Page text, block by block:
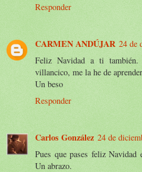
Responder
CARMEN ANDÚJAR 24 de
Feliz Navidad a ti
villancico, me la he de
Un beso
Responder
Carlos González 24 de
Pues que pases feliz
Un abrazo.